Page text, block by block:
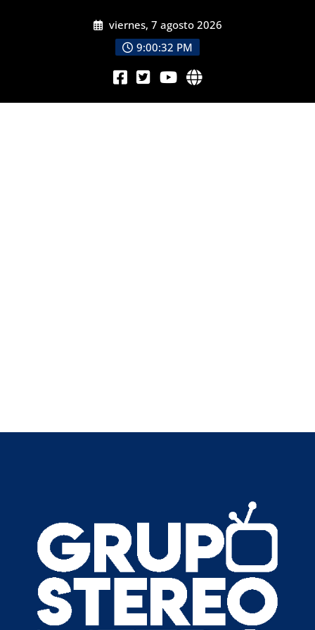
viernes, 7 agosto 2026
9:00:33 PM